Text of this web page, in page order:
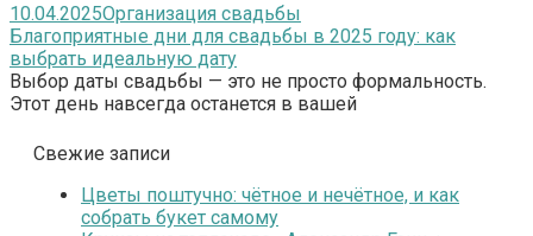
10.04.2025Организация свадьбы
Благоприятные дни для свадьбы в 2025 году: как
выбрать идеальную дату
Выбор даты свадьбы — это не просто формальность.
Этот день навсегда останется в вашей
Свежие записи
Цветы поштучно: чётное и нечётное, и как
собрать букет самому